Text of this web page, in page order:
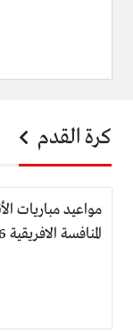
كرة القدم
مواعيد مباريات
المنافسة الافريقية 2026-2027